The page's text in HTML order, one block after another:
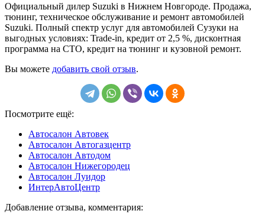
Официальный дилер Suzuki в Нижнем Новгороде. Продажа,
тюнинг, техническое обслуживание и ремонт автомобилей
Suzuki. Полный спектр услуг для автомобилей Сузуки на
выгодных условиях: Trade-in, кредит от 2,5 %, дисконтная
программа на СТО, кредит на тюнинг и кузовной ремонт.
Вы можете добавить свой отзыв.
Посмотрите ещё:
Автосалон Автовек
Автосалон Автогазцентр
Автосалон Автодом
Автосалон Нижегородец
Автосалон Луидор
ИнтерАвтоЦентр
Добавление отзыва, комментария: